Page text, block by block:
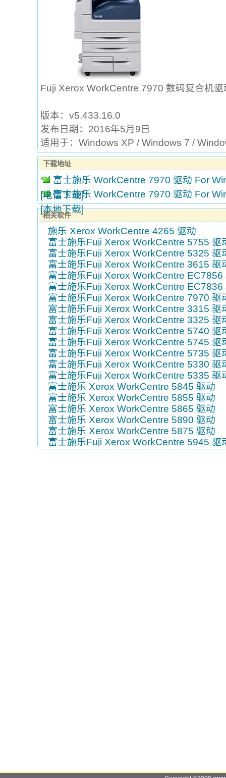
Fuji Xerox WorkCentre 7970 数码复合机驱
版本：v5.433.16.0
发布日期：2016年5月9日
适用于：Windows XP / Windows 7 /
下载地址
富士施乐 WorkCentre 7970 驱动 For
[电信下载]
富士施乐 WorkCentre 7970 驱动 For
[本地下载]
相关软件
施乐 Xerox WorkCentre 4265 驱动
富士施乐Fuji Xerox WorkCentre 5755 驱
富士施乐Fuji Xerox WorkCentre 5325 驱
富士施乐Fuji Xerox WorkCentre 3615 驱
富士施乐Fuji Xerox WorkCentre EC7856
富士施乐Fuji Xerox WorkCentre EC7836
富士施乐Fuji Xerox WorkCentre 7970 驱
富士施乐Fuji Xerox WorkCentre 3315 驱
富士施乐Fuji Xerox WorkCentre 3325 驱
富士施乐Fuji Xerox WorkCentre 5740 驱
富士施乐Fuji Xerox WorkCentre 5745 驱
富士施乐Fuji Xerox WorkCentre 5735 驱
富士施乐Fuji Xerox WorkCentre 5330 驱
富士施乐Fuji Xerox WorkCentre 5335 驱
富士施乐 Xerox WorkCentre 5845 驱动
富士施乐 Xerox WorkCentre 5855 驱动
富士施乐 Xerox WorkCentre 5865 驱动
富士施乐 Xerox WorkCentre 5890 驱动
富士施乐 Xerox WorkCentre 5875 驱动
富士施乐Fuji Xerox WorkCentre 5945 驱